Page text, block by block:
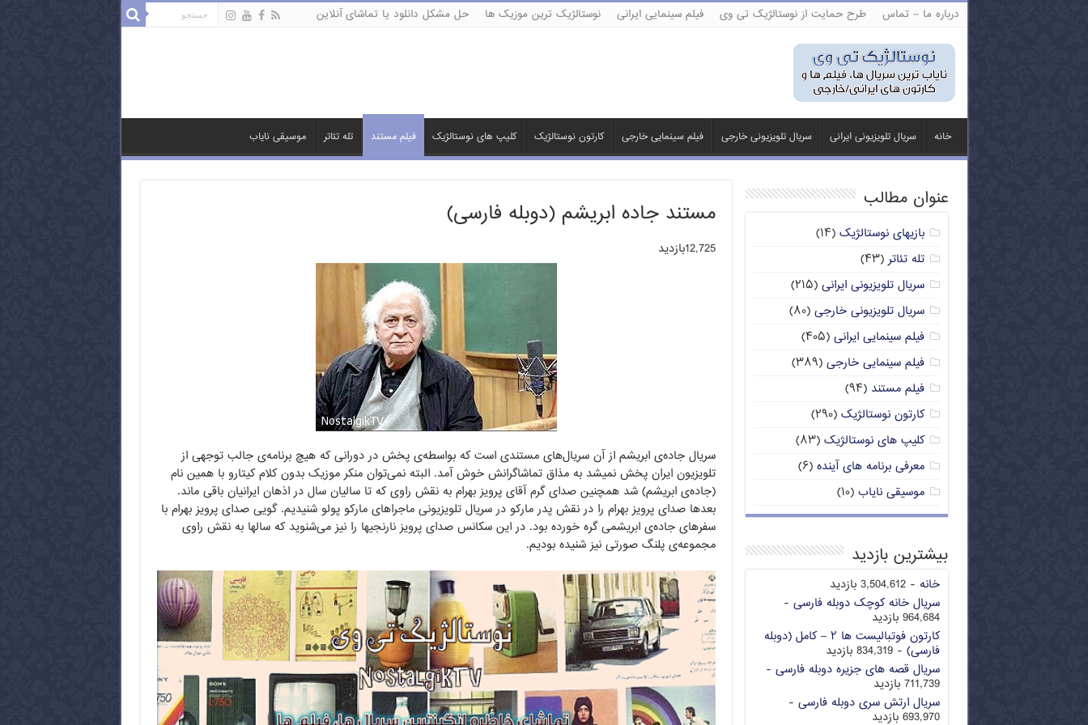
درباره ما – تماس طرح حمایت از نوستالژیک تی وی فیلم سینمایی ایرانی نوستالژیک ترین موزیک ها حل مشکل دانلود یا تماشای آنلاین
خانه سریال تلویزیونی ایرانی سریال تلویزیونی خارجی فیلم سینمایی خارجی کارتون نوستالژیک کلیپ های نوستالژیک فیلم مستند تله تئاتر موسیقی نایاب
مستند جاده ابریشم (دوبله فارسی)
12,725بازدید
سریال جاده‌ی ابریشم از آن سریال‌های مستندی است که بواسطه‌ی پخش در دورانی که هیچ برنامه‌ی جالب توجهی از
تلویزیون ایران پخش نمیشد به مذاق تماشاگرانش خوش آمد. البته نمی‌توان منکر موزیک بدون کلام کیتارو با همین نام
(جاده‌ی ابریشم) شد همچنین صدای گرم آقای پرویز بهرام به نقش راوی که تا سالیان سال در اذهان ایرانیان باقی ماند.
بعدها صدای پرویز بهرام را در نقش پدر مارکو در سریال تلویزیونی ماجراهای مارکو پولو شنیدیم. گویی صدای پرویز بهرام با
سفرهای جاده‌ی ابریشمی گره خورده بود. در این سکانس صدای پرویز نارنجیها را نیز می‌شنوید که سالها به نقش راوی
مجموعه‌ی پلنگ صورتی نیز شنیده بودیم.
عنوان مطالب
بازیهای نوستالژیک (۱۴)
تله تئاتر(۴۳)
سریال تلویزیونی ایرانی (۲۱۵)
سریال تلویزیونی خارجی (۸۰)
فیلم سینمایی ایرانی (۴۰۵)
فیلم سینمایی خارجی (۳۸۹)
فیلم مستند (۹۴)
کارتون نوستالژیک (۲۹۰)
کلیپ های نوستالژیک (۸۳)
معرفی برنامه های آینده (۶)
موسیقی نایاب (۱۰)
بیشترین بازدید
خانه - 3,504,612 بازدید
سریال خانه کوچک دوبله فارسی -
964,684 بازدید
کارتون فوتبالیست ها ۲ – کامل (دوبله
فارسی) - 834,319 بازدید
سریال قصه های جزیره دوبله فارسی -
711,739 بازدید
سریال ارتش سری دوبله فارسی -
693,970 بازدید